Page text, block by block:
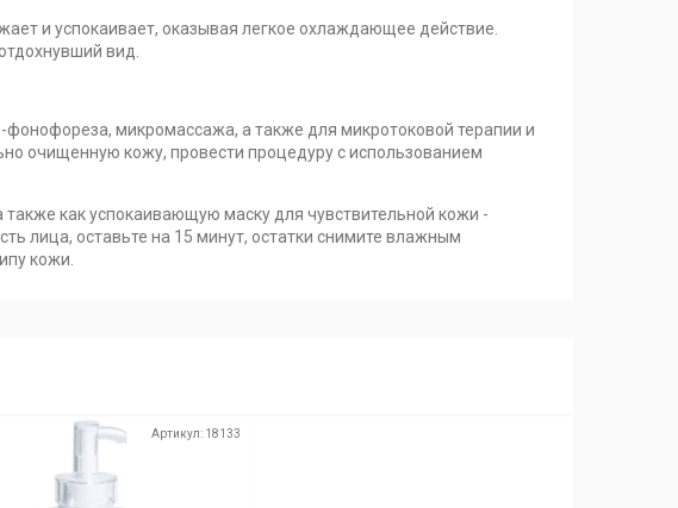
и успокаивает, оказывая легкое охлаждающее действие.
вид.
фонофореза, микромассажа, а также для микротоковой терапии и
очищенную кожу, провести процедуру с использованием
также как успокаивающую маску для чувствительной кожи -
лица, оставьте на 15 минут, остатки снимите влажным
кожи.
Артикул: 18133